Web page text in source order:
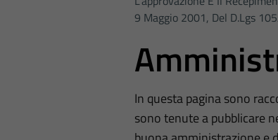
9 Maggio 2001, Del D.lgs
In questa pagina sono
sono tenute a pubblicare